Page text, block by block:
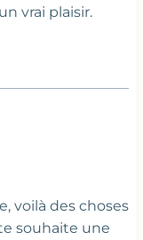
vrai plaisir.
voilà des choses
souhaite une